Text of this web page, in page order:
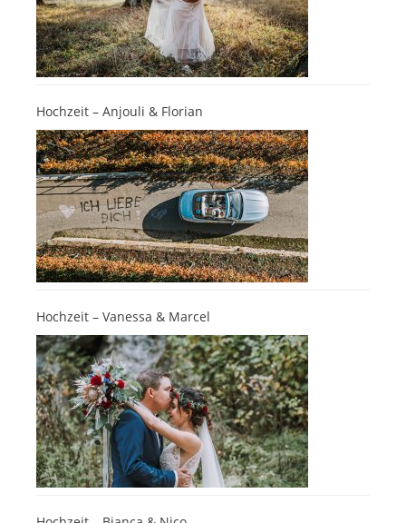
Hochzeit – Anjouli & Florian
Hochzeit – Vanessa & Marcel